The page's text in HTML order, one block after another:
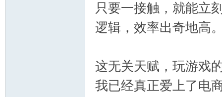
只要一接触，就能立
逻辑，效率出奇地高
这无关天赋，玩游戏
我已经真正爱上了电